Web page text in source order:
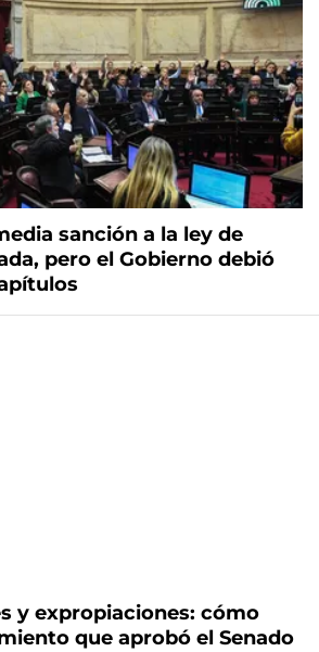
sanción a la ley de
pero el Gobierno debió
y expropiaciones: cómo
que aprobó el Senado